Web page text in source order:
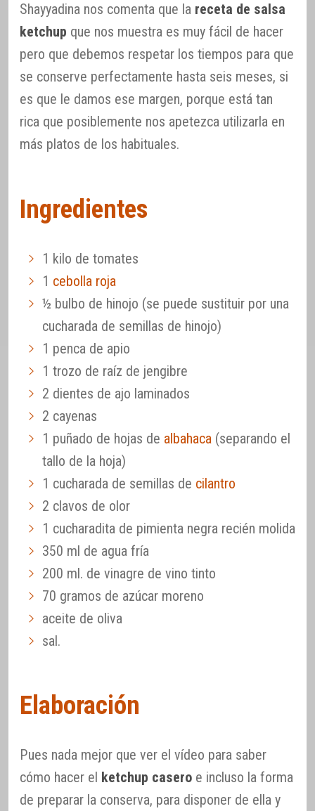
Shayyadina nos comenta que la receta de salsa
ketchup que nos muestra es muy fácil de hacer
pero que debemos respetar los tiempos para que
se conserve perfectamente hasta seis meses, si
es que le damos ese margen, porque está tan
rica que posiblemente nos apetezca utilizarla en
más platos de los habituales.
Ingredientes
1 kilo de tomates
1 cebolla roja
½ bulbo de hinojo (se puede sustituir por una
cucharada de semillas de hinojo)
1 penca de apio
1 trozo de raíz de jengibre
2 dientes de ajo laminados
2 cayenas
1 puñado de hojas de albahaca (separando el
tallo de la hoja)
1 cucharada de semillas de cilantro
2 clavos de olor
1 cucharadita de pimienta negra recién molida
350 ml de agua fría
200 ml. de vinagre de vino tinto
70 gramos de azúcar moreno
aceite de oliva
sal.
Elaboración
Pues nada mejor que ver el vídeo para saber
cómo hacer el ketchup casero e incluso la forma
de preparar la conserva, para disponer de ella y